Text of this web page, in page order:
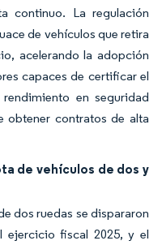
continuo. La regulación
de vehículos que retira
acelerando la adopción
capaces de certificar el
en seguridad
obtener contratos de alta
de vehículos de dos y
dos ruedas se dispararon
ejercicio fiscal 2025, y el